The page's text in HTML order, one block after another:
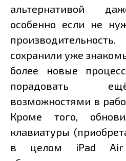
альтернативой
особенно если не
сохранили уже
более новые
порадовать
возможностями в
Кроме того,
клавиатуры
в целом iPad